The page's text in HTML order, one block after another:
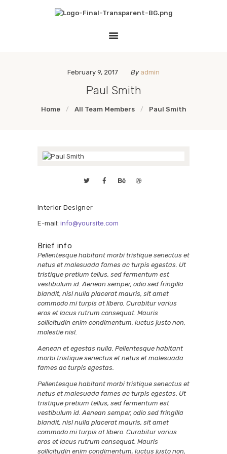
February 9, 2017 By admin
Paul Smith
Home All Team Members Paul Smith
HOME
LESSON PLANS
LINKS
Interior Designer
E-mail:info@yoursite.com
Brief info
Pellentesque habitant morbi tristique senectus et
netus et malesuada fames ac turpis egestas. Ut
tristique pretium tellus, sed fermentum est
vestibulum id. Aenean semper, odio sed fringilla
blandit, nisl nulla placerat mauris, sit amet
commodo mi turpis at libero. Curabitur varius
eros et lacus rutrum consequat. Mauris
sollicitudin enim condimentum, luctus justo non,
molestie nisl.
Aenean et egestas nulla. Pellentesque habitant
morbi tristique senectus et netus et malesuada
fames ac turpis egestas.
Pellentesque habitant morbi tristique senectus et
netus et malesuada fames ac turpis egestas. Ut
tristique pretium tellus, sed fermentum est
vestibulum id. Aenean semper, odio sed fringilla
blandit, nisl nulla placerat mauris, sit amet
commodo mi turpis at libero. Curabitur varius
eros et lacus rutrum consequat. Mauris
sollicitudin enim condimentum, luctus justo non,